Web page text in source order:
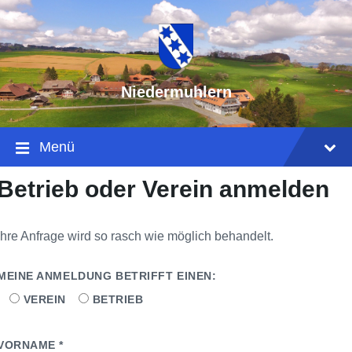
Niedermuhlern
Menü
oder Verein anmelden
Anfrage wird so rasch wie möglich behandelt.
ANMELDUNG BETRIFFT EINEN:
VEREIN
BETRIEB
*